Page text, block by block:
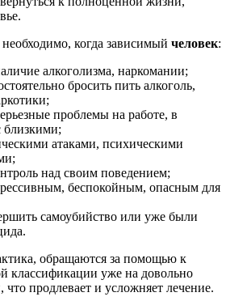
когда зависимый человек:
алкоголизма, наркомании;
бросить пить алкоголь,
проблемы на работе, в
близкими;
атаками, психическими
над своим поведением;
беспокойным, опасным для
самоубийство или уже были
обращаются за помощью к
классификации уже на довольно
продлевает и усложняет лечение.